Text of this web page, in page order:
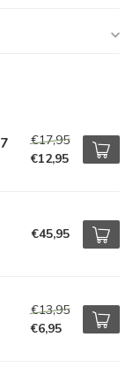
€17,95
€12,95
€45,95
€13,95
€6,95